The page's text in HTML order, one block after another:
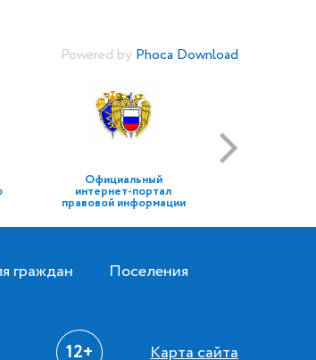
Powered by Phoca Download
Официальный
интернет-портал
правовой информации
граждан Поселения
12+ Карта сайта